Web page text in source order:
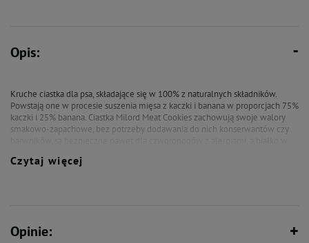
Opis:
Kruche ciastka dla psa, składające się w 100% z naturalnych składników.
Powstają one w procesie suszenia mięsa z kaczki i banana w proporcjach 75%
kaczki i 25% banana. Ciastka Milord Meat Cookies zachowują swoje walory
smakowo-zapachowe, bez potrzeby dodawania do nich konserwantów czy
Czytaj więcej
Opinie: